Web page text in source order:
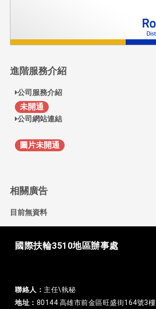
進階服務介紹
公司服務介紹
未開通
公司網站連結
圖片未開通
相關廣告
目前無資料
國際扶輪3510地區辦事處
聯絡人： 主任\執秘
地址： 80144 高雄市前金區旺盛街164號3樓